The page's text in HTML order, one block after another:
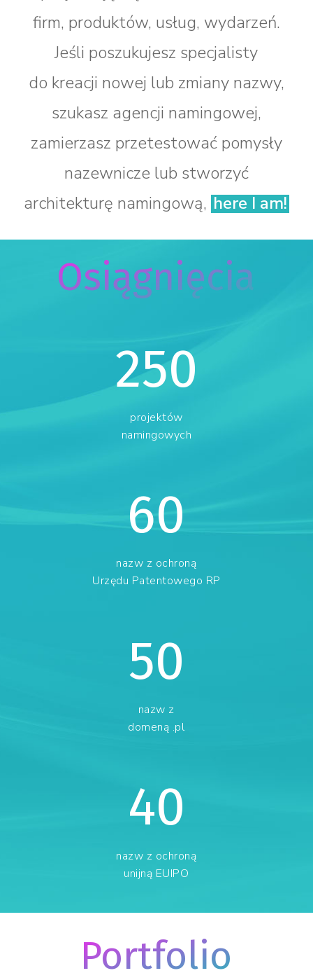
firm, produktów, usług, wydarzeń.
Jeśli poszukujesz specjalisty
do kreacji nowej lub zmiany nazwy,
szukasz agencji namingowej,
zamierzasz przetestować pomysły
nazewnicze lub stworzyć
architekturę namingową, here I am!
Osiągnięcia
250
projektów
namingowych
60
nazw z ochroną
Urzędu Patentowego RP
50
nazw z
domeną .pl
40
nazw z ochroną
unijną EUIPO
Portfolio